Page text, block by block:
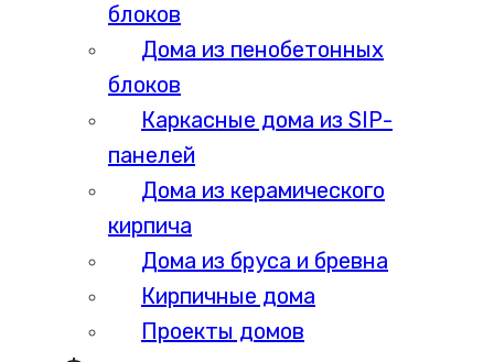
блоков
Дома из пенобетонных
блоков
Каркасные дома из SIP-
панелей
Дома из керамического
кирпича
Дома из бруса и бревна
Кирпичные дома
Проекты домов